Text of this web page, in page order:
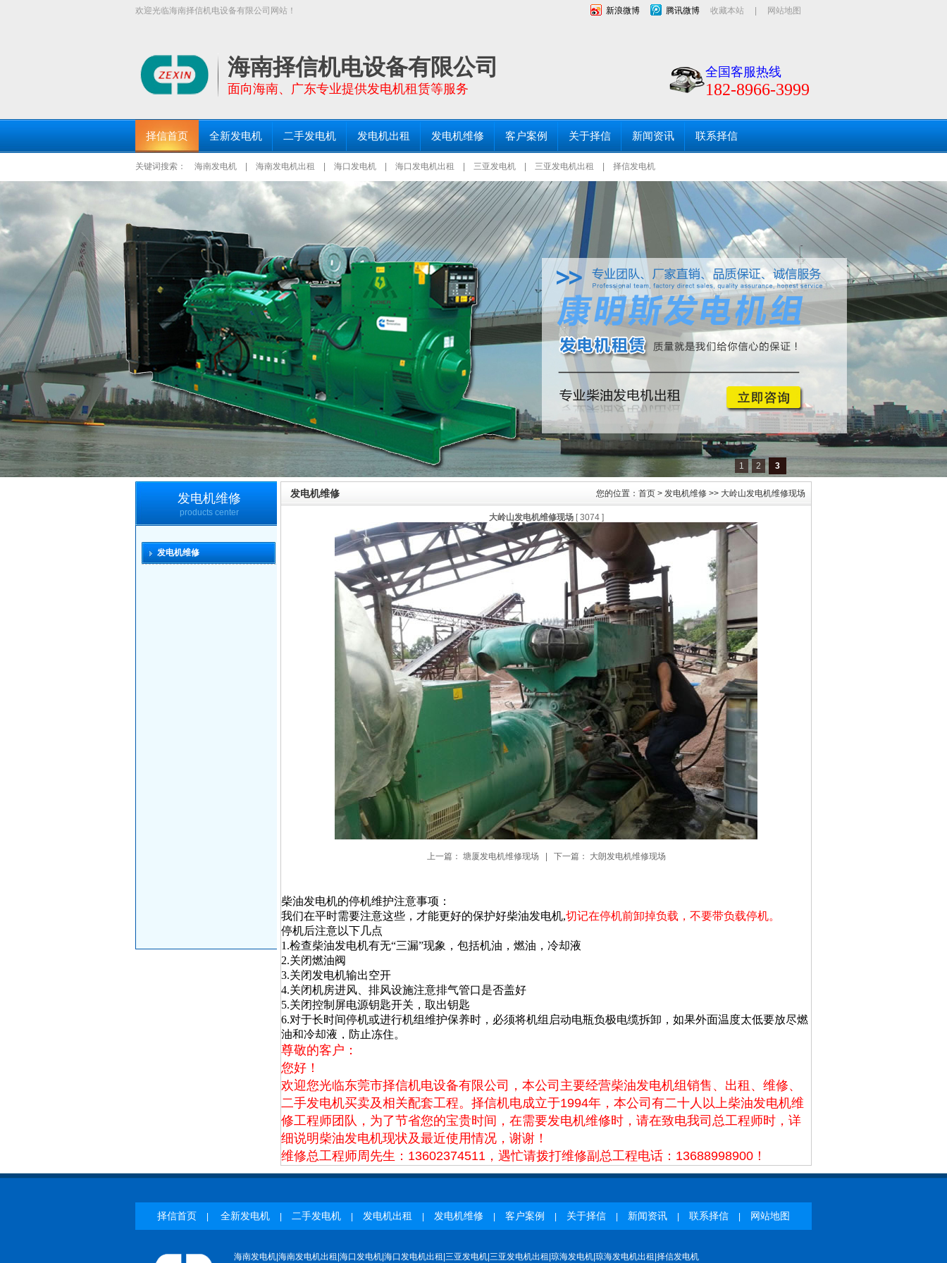
新浪微博 腾讯微博 收藏本站 网站地图
欢迎光临海南择信机电设备有限公司网站！
三亚发电机出租、琼海发电机出租等区域均设有仓库和服务点！
全国客服热线
182-8966-3999
海南择信机电设备有限公司
面向海南、广东专业提供发电机租赁等服务
择信首页 全新发电机 二手发电机 发电机出租 发电机维修 客户案例 关于择信 新闻资讯 联系择信
关键词搜索： 海南发电机 海南发电机出租 海口发电机 海口发电机出租 三亚发电机 三亚发电机出租 择信发电机
1 2 3
您的位置： 首页 > 发电机维修 >> 大岭山发电机维修现场
发电机维修
大岭山发电机维修现场[3074]
上一篇： 塘厦发电机维修现场 | 下一篇： 大朗发电机维修现场
柴油发电机的停机维护注意事项：
我们在平时需要注意这些，才能更好的保护好柴油发电机,切记在停机前卸掉负载，不要带负载停机。
停机后注意以下几点
1.检查柴油发电机有无“三漏”现象，包括机油，燃油，冷却液
2.关闭燃油阀
3.关闭发电机输出空开
4.关闭机房进风、排风设施注意排气管口是否盖好
5.关闭控制屏电源钥匙开关，取出钥匙
6.对于长时间停机或进行机组维护保养时，必须将机组启动电瓶负极电缆拆卸，如果外面温度太低要放尽燃
油和冷却液，防止冻住。
尊敬的客户：
您好！
欢迎您光临东莞市择信机电设备有限公司，本公司主要经营柴油发电机组销售、出租、维修、
二手发电机买卖及相关配套工程。择信机电成立于1994年，本公司有二十人以上柴油发电机维
修工程师团队，为了节省您的宝贵时间，在需要发电机维修时，请在致电我司总工程师时，详
细说明 柴油发电机现状及最近使用情况，谢谢！
维修总工程师周先生：13602374511，遇忙请拨打维修副总工程电话：13688998900！
发电机维修
products center
发电机维修
择信首页 全新发电机 二手发电机 发电机出租 发电机维修 客户案例 关于择信 新闻资讯 联系择信 网站地图
海南发电机|海南发电机出租|海口发电机|海口发电机出租|三亚发电机|三亚发电机出租|琼海发电机|琼海发电机出租|择信发电机